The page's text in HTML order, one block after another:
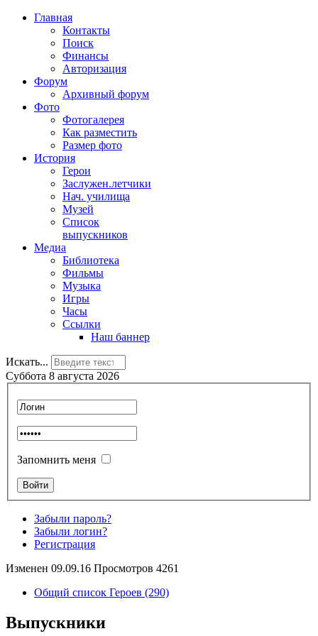
Главная
Контакты
Поиск
Финансы
Авторизация
Форум
Архивный форум
Фото
Фотогалерея
Как разместить
Размер фото
История
Герои
Заслужен.летчики
Нач. училища
Музей
Список
выпускников
Медиа
Библиотека
Фильмы
Музыка
Игры
Часы
Ссылки
Наш баннер
Искать...
Суббота 8 августа 2026
Запомнить меня
Забыли пароль?
Забыли логин?
Регистрация
Изменен 09.09.16 Просмотров 4261
Общий список Героев (290)
Выпускники